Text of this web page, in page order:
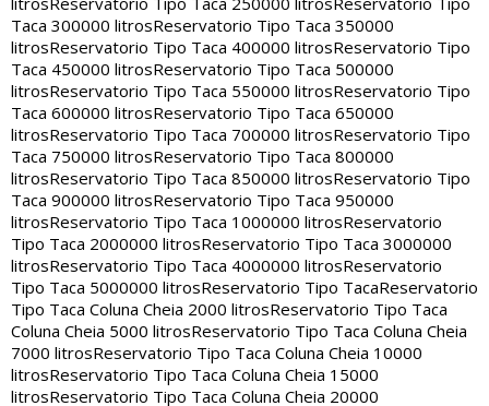
Taca 300000 litrosReservatorio Tipo Taca 350000
litrosReservatorio Tipo Taca 400000 litrosReservatorio Tipo
Taca 450000 litrosReservatorio Tipo Taca 500000
litrosReservatorio Tipo Taca 550000 litrosReservatorio Tipo
Taca 600000 litrosReservatorio Tipo Taca 650000
litrosReservatorio Tipo Taca 700000 litrosReservatorio Tipo
Taca 750000 litrosReservatorio Tipo Taca 800000
litrosReservatorio Tipo Taca 850000 litrosReservatorio Tipo
Taca 900000 litrosReservatorio Tipo Taca 950000
litrosReservatorio Tipo Taca 1000000 litrosReservatorio
Tipo Taca 2000000 litrosReservatorio Tipo Taca 3000000
litrosReservatorio Tipo Taca 4000000 litrosReservatorio
Tipo Taca 5000000 litrosReservatorio Tipo TacaReservatorio
Tipo Taca Coluna Cheia 2000 litrosReservatorio Tipo Taca
Coluna Cheia 5000 litrosReservatorio Tipo Taca Coluna Cheia
7000 litrosReservatorio Tipo Taca Coluna Cheia 10000
litrosReservatorio Tipo Taca Coluna Cheia 15000
litrosReservatorio Tipo Taca Coluna Cheia 20000